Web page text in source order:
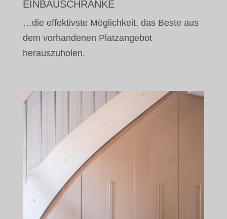
EINBAUSCHRÄNKE
…die effektivste Möglichkeit, das Beste aus
dem vorhandenen Platzangebot
herauszuholen.